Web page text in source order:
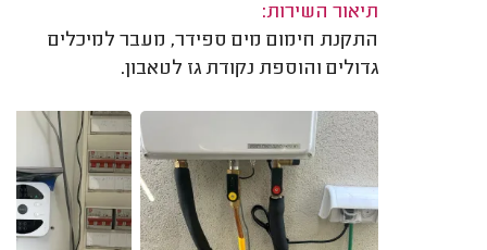
תיאור השירות:
התקנת חימום מים ספידר, מעבר למיכלים
גדולים והוספת נקודת גז לטאבון.